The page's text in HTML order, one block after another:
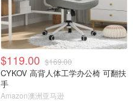
$119.00 $169.00
CYKOV 高背人体工学办公椅 可翻扶
手
Amazon澳洲亚马逊